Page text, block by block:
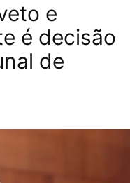
e
é decisão
de